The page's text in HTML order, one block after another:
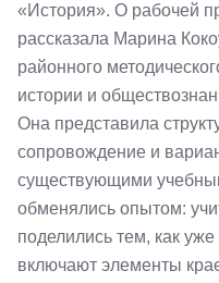
«История». О рабочей
рассказала Марина
районного
истории и
Она представила
сопровождение и
существующими
обменялись опытом:
поделились тем, как
включают элементы